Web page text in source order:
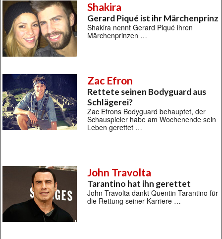
Shakira
Gerard Piqué ist ihr Märchenprinz
Shakira nennt Gerard Piqué ihren
Märchenprinzen …
Zac Efron
Rettete seinen Bodyguard aus
Schlägerei?
Zac Efrons Bodyguard behauptet, der
Schauspieler habe am Wochenende sein
Leben gerettet …
John Travolta
Tarantino hat ihn gerettet
John Travolta dankt Quentin Tarantino für
die Rettung seiner Karriere …